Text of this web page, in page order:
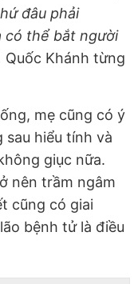
đâu phải
có thể bắt người
Quốc Khánh từng
mẹ cũng có ý
sau hiểu tính và
giục nữa.
nên trầm ngâm
cũng có giai
bệnh tử là điều